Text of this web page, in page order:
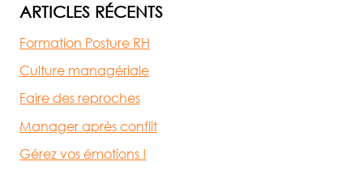
ARTICLES RÉCENTS
Formation Posture RH
Culture managériale
Faire des reproches
Manager après conflit
Gérez vos émotions !